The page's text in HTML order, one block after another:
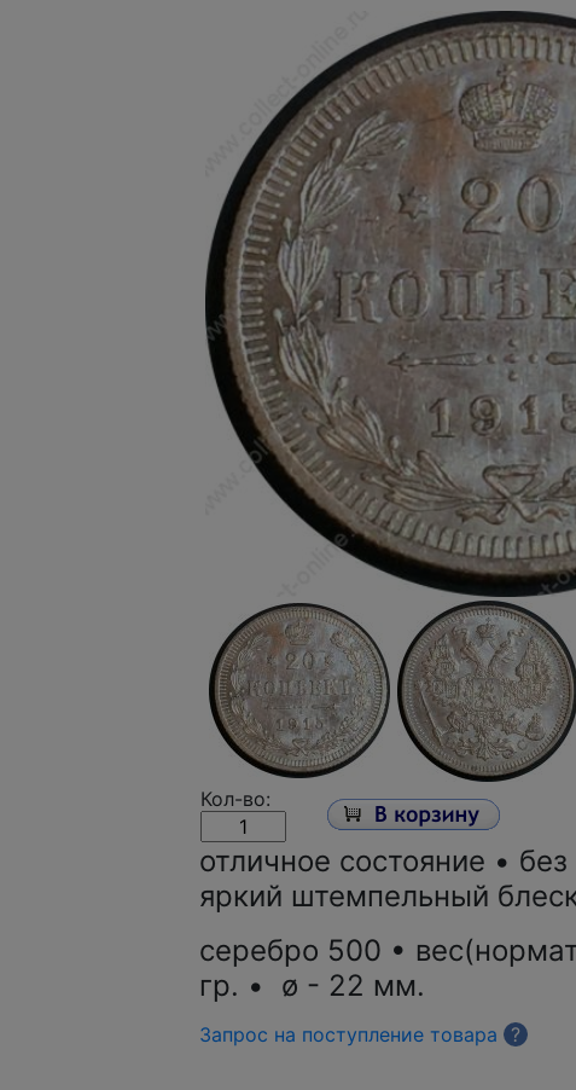
Кол-во:
отличное состояние •
яркий штемпельный
серебро 500 •
гр. • ø - 22 мм.
Запрос на поступление товара ?